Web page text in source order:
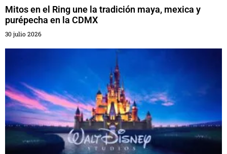
Mitos en el Ring une la tradición maya, mexica y
purépecha en la CDMX
30 julio 2026